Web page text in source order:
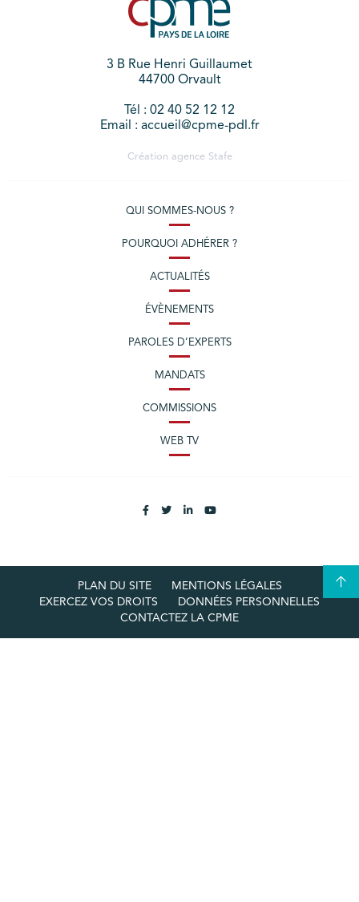
3 B Rue Henri Guillaumet
44700 Orvault
Tél : 02 40 52 12 12
Email : accueil@cpme-pdl.fr
Création agence Stafe
QUI SOMMES-NOUS ?
POURQUOI ADHÉRER ?
ACTUALITÉS
ÉVÈNEMENTS
PAROLES D’EXPERTS
MANDATS
COMMISSIONS
WEB TV
PLAN DU SITE
MENTIONS LÉGALES
EXERCEZ VOS DROITS
DONNÉES PERSONNELLES
CONTACTEZ LA CPME